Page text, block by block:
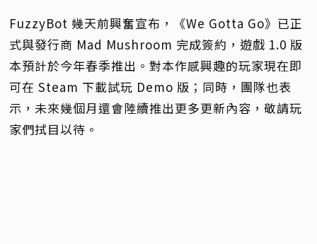
FuzzyBot 幾天前興奮宣布，《We Gotta Go》已正
式與發行商 Mad Mushroom 完成簽約，遊戲 1.0 版
本預計於今年春季推出。對本作感興趣的玩家現在即
可在 Steam 下載試玩 Demo 版；同時，團隊也表
示，未來幾個月還會陸續推出更多更新內容，敬請玩
家們拭目以待。